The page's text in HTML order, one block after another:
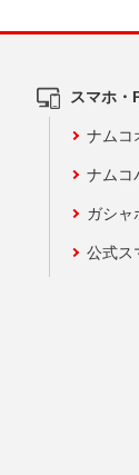
スマホ・
ナムコ
ナムコ
ガシャ
公式ス